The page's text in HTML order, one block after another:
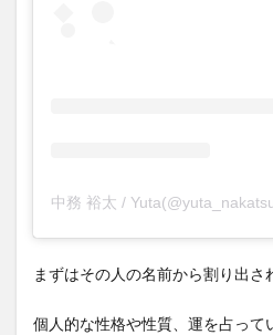
まずはその人の名前から割り出さ
個人的な性格や性質、運を占って